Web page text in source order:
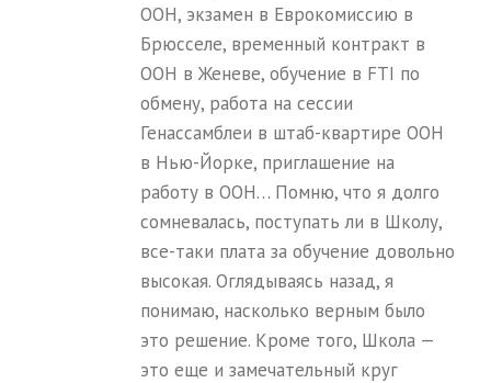
ООН, экзамен в Еврокомиссию в
Брюсселе, временный контракт в
ООН в Женеве, обучение в FTI по
обмену, работа на сессии
Генассамблеи в штаб-квартире ООН
в Нью-Йорке, приглашение на
работу в ООН… Помню, что я долго
сомневалась, поступать ли в Школу,
все-таки плата за обучение довольно
высокая. Оглядываясь назад, я
понимаю, насколько верным было
это решение. Кроме того, Школа —
это еще и замечательный круг